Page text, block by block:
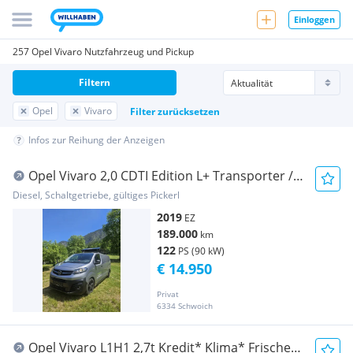
Einloggen
257 Opel Vivaro Nutzfahrzeug und Pickup
Opel Vivaro Filter zurücksetzen
Filtern
Infos zur Reihung der Anzeigen
Opel Vivaro 2,0 CDTI Edition L+ Transporter /
Kastenwagen
Diesel, Schaltgetriebe, gültiges Pickerl
2019 EZ
189.000 km
122 PS (90 kW)
Privat
6334 Schwoich
€ 14.950
Opel Vivaro L1H1 2,7t Kredit* Klima* Frische